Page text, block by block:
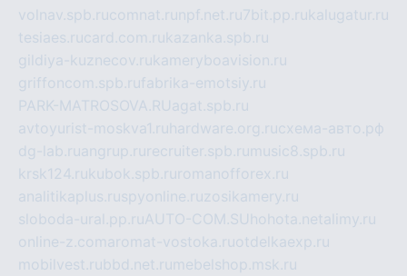
volnav.spb.rucomnat.ru npf.net.ru 7bit.pp.rukalugatur.ru
tesiaes.rucard.com.rukazanka.spb.ru
gildiya-kuznecov.rukameryboavision.ru
griffoncom.spb.rufabrika-emotsiy.ru
PARK-MATROSOVA.RUagat.spb.ru
avtoyurist-moskva1.ru hardware.org.ruсхема-авто.рф
dg-lab.ruangrup.ru recruiter.spb.ru music8.spb.ru
krsk124.rukubok.spb.ru romanofforex.ru
analitikaplus.ruspyonline.ruzosikamery.ru
sloboda-ural.pp.ruAUTO-COM.SU hohota.net alimy.ru
online-z.comaromat-vostoka.ruotdelkaexp.ru
mobilvest.rubbd.net.ru mebelshop.msk.ru